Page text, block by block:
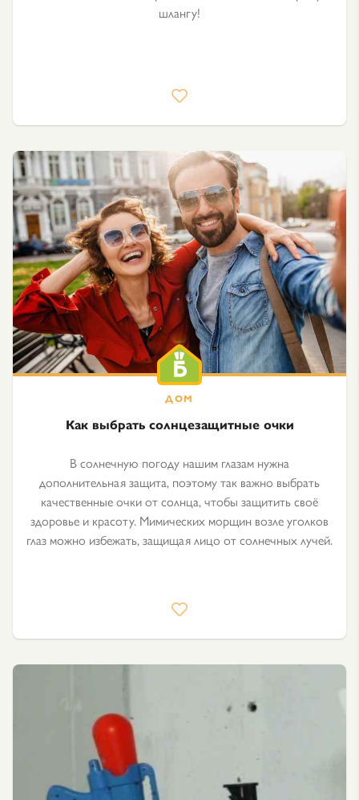
шлангу!
Как выбрать солнцезащитные очки
В солнечную погоду нашим глазам нужна
дополнительная защита, поэтому так важно выбрать
качественные очки от солнца, чтобы защитить своё
здоровье и красоту. Мимических морщин возле уголков
глаз можно избежать, защищая лицо от солнечных лучей.